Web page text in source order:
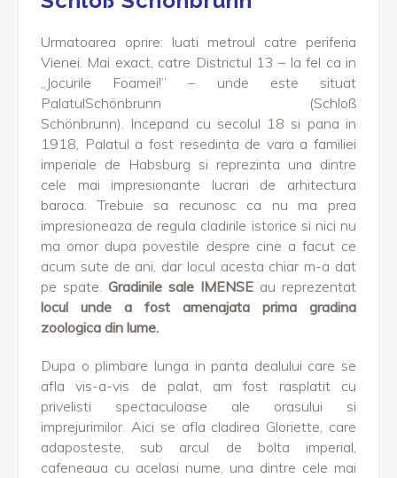
Urmatoarea oprire: luati metroul catre periferia
Vienei. Mai exact, catre Districtul 13 – la fel ca in
„Jocurile Foamei!” – unde este situat
PalatulSchönbrunn (Schloß
Schönbrunn). Incepand cu secolul 18 si pana in
1918, Palatul a fost resedinta de vara a familiei
imperiale de Habsburg si reprezinta una dintre
cele mai impresionante lucrari de arhitectura
baroca. Trebuie sa recunosc ca nu ma prea
impresioneaza de regula cladirile istorice si nici nu
ma omor dupa povestile despre cine a facut ce
acum sute de ani, dar locul acesta chiar m-a dat
pe spate. Gradinile sale IMENSE au reprezentat
locul unde a fost amenajata prima gradina
zoologica din lume.
Dupa o plimbare lunga in panta dealului care se
afla vis-a-vis de palat, am fost rasplatit cu
privelisti spectaculoase ale orasului si
imprejurimilor. Aici se afla cladirea Gloriette, care
adaposteste, sub arcul de bolta imperial,
cafeneaua cu acelasi nume, una dintre cele mai